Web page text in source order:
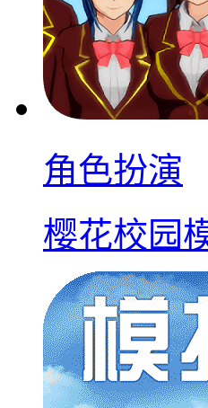
角色扮演
樱花校园